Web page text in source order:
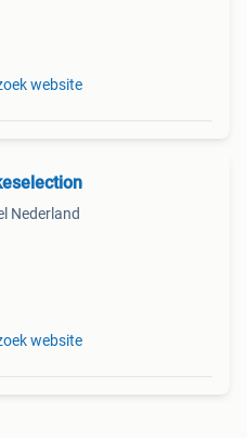
website
Nederland
website